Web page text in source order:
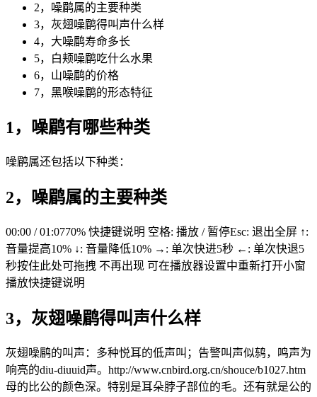
2，噪鹛属的主要种类
3，灰翅噪鹛得叫声什么样
4，大噪鹛寿命多长
5，白颊噪鹛吃什么水果
6，山噪鹛的价格
7，黑喉噪鹛的形态特征
1，噪鹛有哪些种类
噪鹛属还包括以下种类：
2，噪鹛属的主要种类
00:00 / 01:0770% 快捷键说明 空格: 播放 / 暂停Esc: 退出全屏 ↑:
音量提高10% ↓: 音量降低10% →: 单次快进5秒 ←: 单次快退5
秒按住此处可拖拽 不再出现 可在播放器设置中重新打开小窗
播放快捷键说明
3，灰翅噪鹛得叫声什么样
灰翅噪鹛的叫声：多种悦耳的低声叫；告警叫声似鸫，鸣声为
响亮的diu-diuuid声。http://www.cnbird.org.cn/shouce/b1027.htm
母的比公的颜色深。特别是耳朵脖子部位的毛。还有就是公的